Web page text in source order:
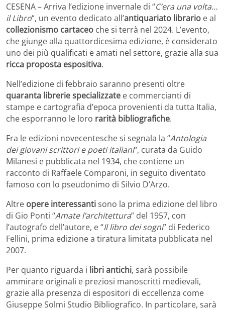
CESENA – Arriva l’edizione invernale di “C’era una volta…
il Libro“, un evento dedicato all’antiquariato librario e al
collezionismo cartaceo che si terrà nel 2024. L’evento,
che giunge alla quattordicesima edizione, è considerato
uno dei più qualificati e amati nel settore, grazie alla sua
ricca proposta espositiva.
Nell’edizione di febbraio saranno presenti oltre
quaranta librerie specializzate e commercianti di
stampe e cartografia d’epoca provenienti da tutta Italia,
che esporranno le loro rarità bibliografiche.
Fra le edizioni novecentesche si segnala la “Antologia
dei giovani scrittori e poeti italiani“, curata da Guido
Milanesi e pubblicata nel 1934, che contiene un
racconto di Raffaele Comparoni, in seguito diventato
famoso con lo pseudonimo di Silvio D’Arzo.
Altre opere interessantisono la prima edizione del libro
di Gio Ponti “Amate l’architettura” del 1957, con
l’autografo dell’autore, e “Il libro dei sogni” di Federico
Fellini, prima edizione a tiratura limitata pubblicata nel
2007.
Per quanto riguarda i libri antichi, sarà possibile
ammirare originali e preziosi manoscritti medievali,
grazie alla presenza di espositori di eccellenza come
Giuseppe Solmi Studio Bibliografico. In particolare, sarà